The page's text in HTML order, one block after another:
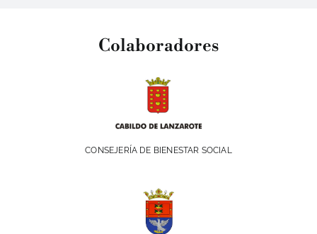
Colaboradores
CONSEJERÍA DE BIENESTAR SOCIAL